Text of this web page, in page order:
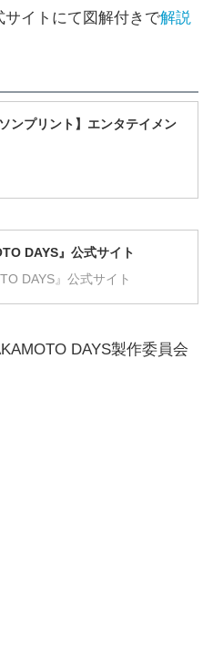
イトにて図解付きで解説
ンプリント】エンタテイメン
DAYS』公式サイト
DAYS』公式サイト
DAYS製作委員会